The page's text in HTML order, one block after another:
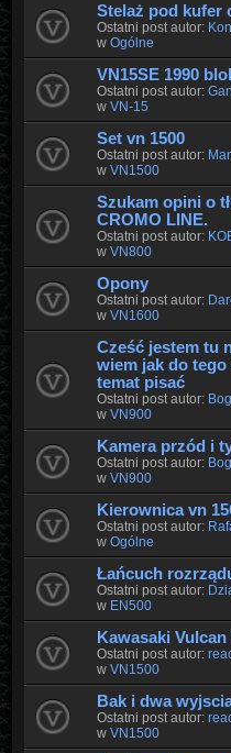
Stelaż pod kufer
Ostatni post autor:
w Ogólne
VN15SE 1990
Ostatni post autor:
w VN-15
Set vn 1500
Ostatni post autor:
w VN1500
Szukam opini o
CROMO LINE.
Ostatni post autor:
w VN800
Opony
Ostatni post autor:
w VN1600
Cześć jestem tu
wiem jak do
temat pisać
Ostatni post autor:
w VN900
Kamera przód i
Ostatni post autor:
w VN900
Kierownica vn
Ostatni post autor:
w Ogólne
Łańcuch
Ostatni post autor:
w EN500
Kawasaki Vulcan
Ostatni post autor:
w VN1500
Bak i dwa
Ostatni post autor:
w VN1500